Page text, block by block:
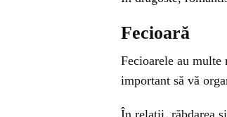
Fecioară
Fecioarele au
important să vă
În relații, răbdarea